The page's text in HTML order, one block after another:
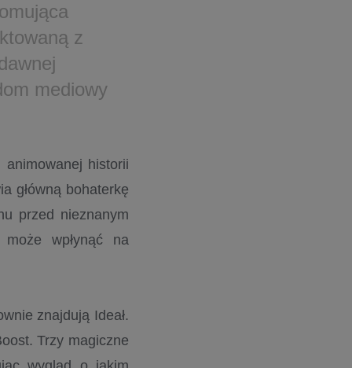
z
mediowy
animowanej historii
główną bohaterkę
przed nieznanym
wpłynąć na
znajdują Ideał.
Trzy magiczne